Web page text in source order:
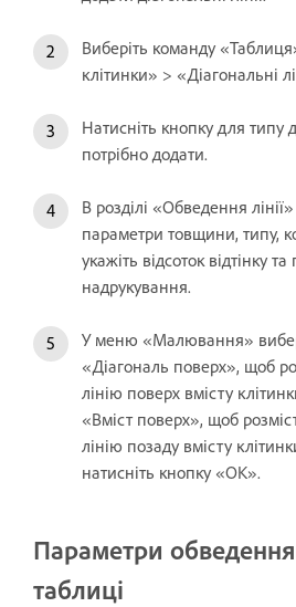
Виберіть команду
клітинки» > «Діагональні
Натисніть кнопку для типу
потрібно додати.
В розділі «Обведення
параметри товщини, типу,
укажіть відсоток відтінку
надрукування.
У меню «Малювання»
«Діагональ поверх», щоб
лінію поверх вмісту
«Вміст поверх», щоб
лінію позаду вмісту
натисніть кнопку «OK».
Параметри
таблиці